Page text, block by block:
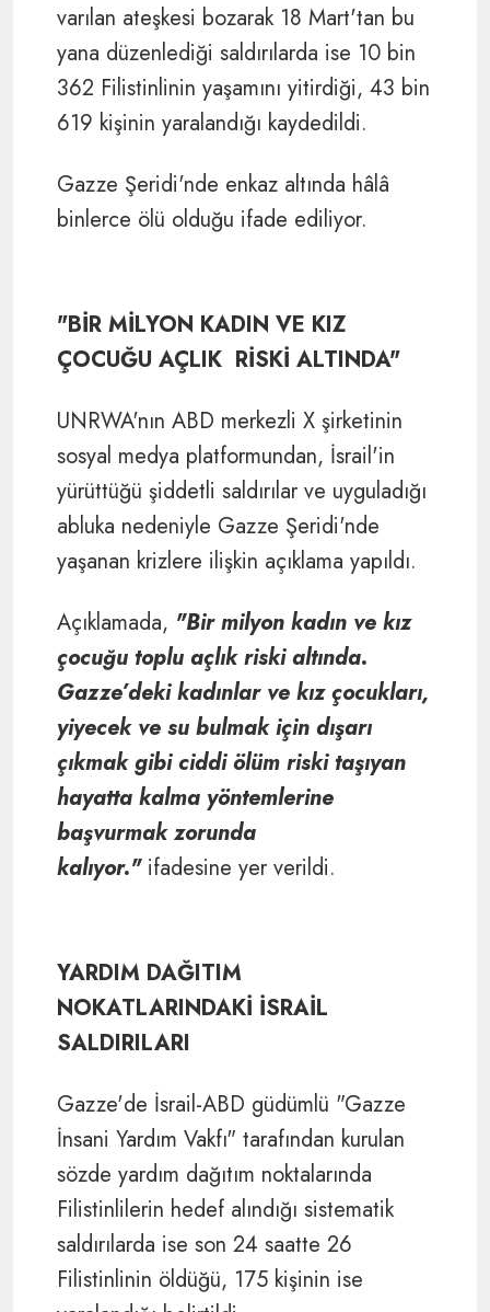
varılan ateşkesi bozarak 18 Mart'tan bu
yana düzenlediği saldırılarda ise 10 bin
362 Filistinlinin yaşamını yitirdiği, 43 bin
619 kişinin yaralandığı kaydedildi.
Gazze Şeridi'nde enkaz altında hâlâ
binlerce ölü olduğu ifade ediliyor.
"BİR MİLYON KADIN VE KIZ
ÇOCUĞU AÇLIK RİSKİ ALTINDA"
UNRWA'nın ABD merkezli X şirketinin
sosyal medya platformundan, İsrail'in
yürüttüğü şiddetli saldırılar ve uyguladığı
abluka nedeniyle Gazze Şeridi'nde
yaşanan krizlere ilişkin açıklama yapıldı.
Açıklamada, "Bir milyon kadın ve kız
çocuğu toplu açlık riski altında.
Gazze’deki kadınlar ve kız çocukları,
yiyecek ve su bulmak için dışarı
çıkmak gibi ciddi ölüm riski taşıyan
hayatta kalma yöntemlerine
başvurmak zorunda
kalıyor."ifadesine yer verildi.
YARDIM DAĞITIM
NOKATLARINDAKİ İSRAİL
SALDIRILARI
Gazze'de İsrail-ABD güdümlü "Gazze
İnsani Yardım Vakfı" tarafından kurulan
sözde yardım dağıtım noktalarında
Filistinlilerin hedef alındığı sistematik
saldırılarda ise son 24 saatte 26
Filistinlinin öldüğü, 175 kişinin ise